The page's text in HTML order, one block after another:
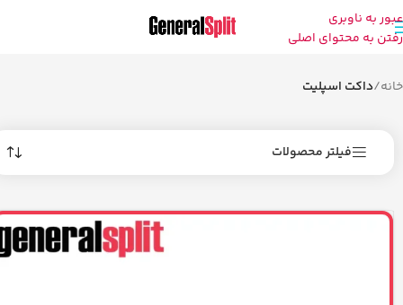
عبور به ناوبری
رفتن به محتوای اصلی
خانه/داکت اسپلیت
فیلتر محصولات